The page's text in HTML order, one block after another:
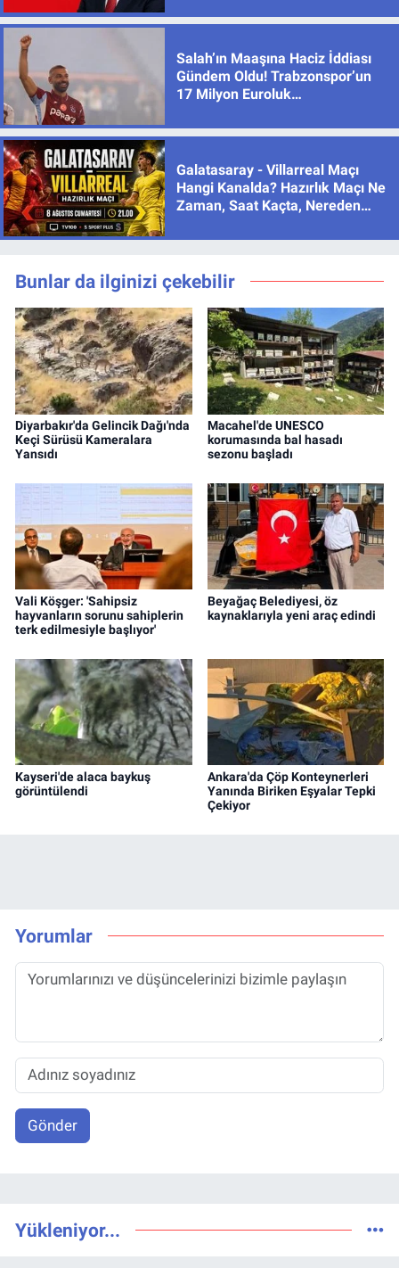
Salah’ın Maaşına Haciz İddiası
Gündem Oldu! Trabzonspor’un
17 Milyon Euroluk
Galatasaray - Villarreal Maçı
Hangi Kanalda? Hazırlık Maçı Ne
Zaman, Saat Kaçta, Nereden
Bunlar da ilginizi çekebilir
Diyarbakır'da Gelincik Dağı'nda
Keçi Sürüsü Kameralara
Yansıdı
Macahel'de UNESCO
korumasında bal hasadı
sezonu başladı
Vali Köşger: 'Sahipsiz
hayvanların sorunu sahiplerin
terk edilmesiyle başlıyor'
Beyağaç Belediyesi, öz
kaynaklarıyla yeni araç edindi
Kayseri'de alaca baykuş
görüntülendi
Ankara'da Çöp Konteynerleri
Yanında Biriken Eşyalar Tepki
Çekiyor
Yorumlar
Gönder
Yükleniyor...